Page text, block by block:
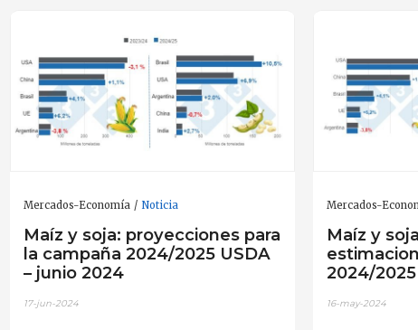
Mercados-Economía Noticia
Maíz y soja: proyecciones para
la campaña 2024/2025 USDA
– junio 2024
17-jun-2024
Mercados-
Maíz y
2024/
16-may-2024